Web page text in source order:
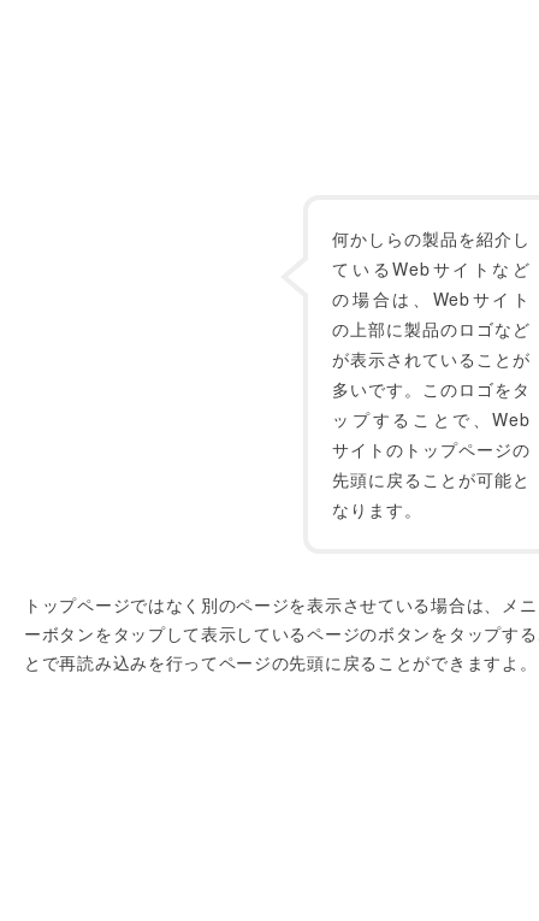
何かしらの製品を紹介し
ているWebサイトなど
の場合は、Webサイト
の上部に製品のロゴなど
が表示されていることが
多いです。このロゴをタ
ップすることで、Web
サイトのトップページの
先頭に戻ることが可能と
なります。
トップページではなく別のページを表示させている場合は、メ
ーボタンをタップして表示しているページのボタンをタップす
とで再読み込みを行ってページの先頭に戻ることができますよ。